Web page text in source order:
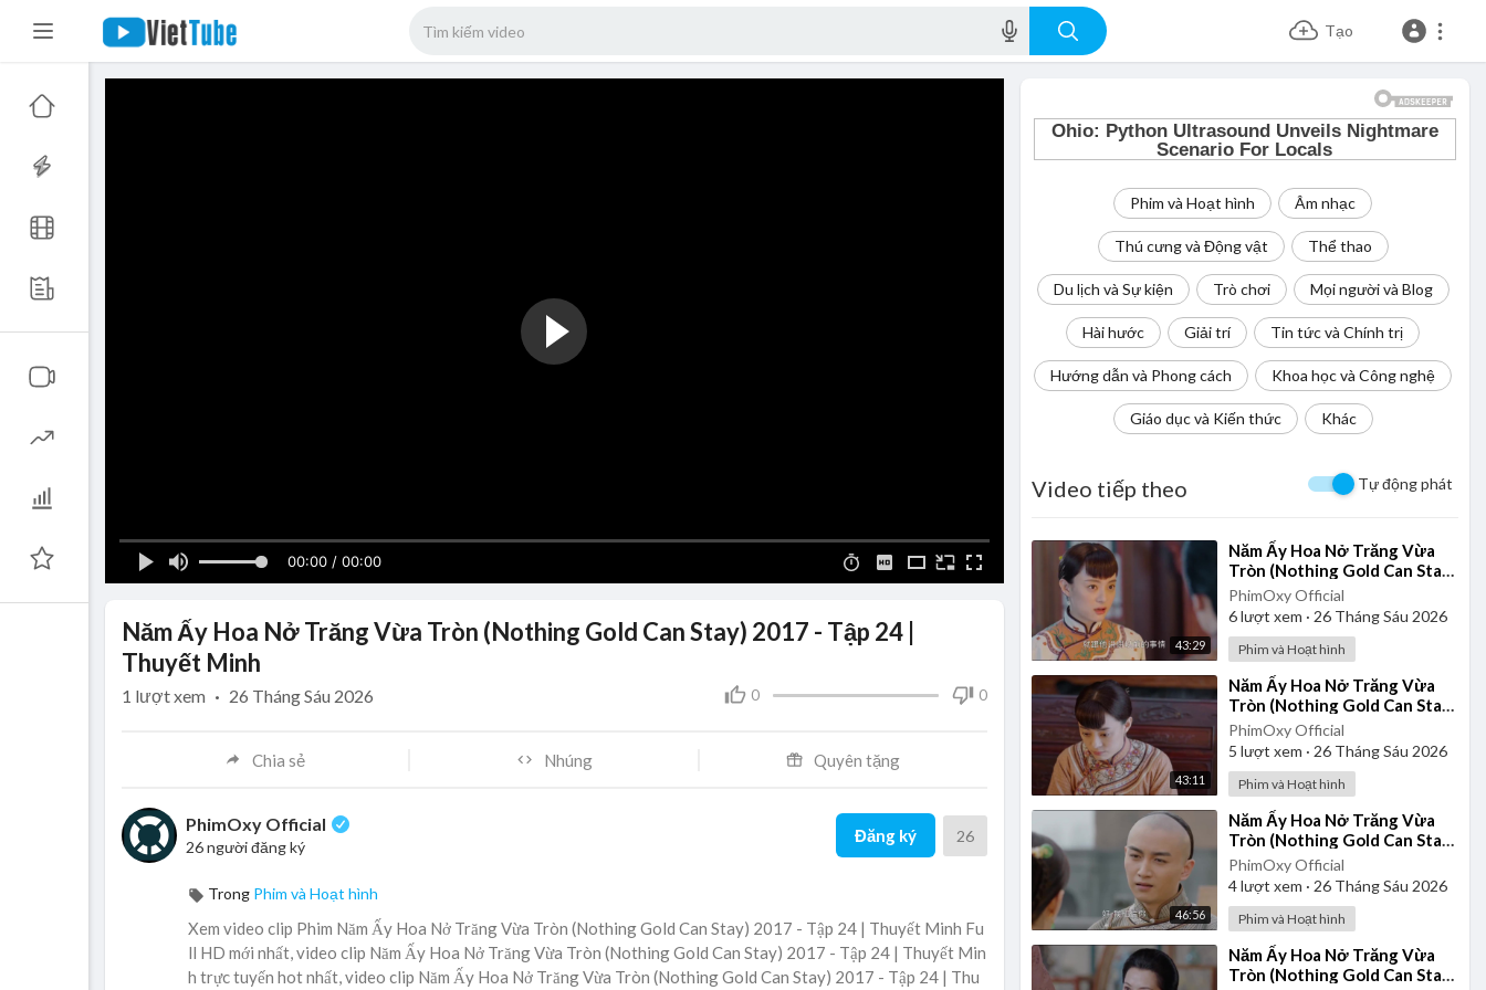
Tạo
00:00 / 00:00
Phim và Hoạt hình Âm nhạc
Thú cưng và Động vật Thể thao
Du lịch và Sự kiện Trò chơi Mọi người và Blog
Hài hước Giải trí Tin tức và Chính trị
Hướng dẫn và Phong cách Khoa học và Công nghệ
Giáo dục và Kiến thức Khác
Video tiếp theo Tự động phát
43:29
⁣Năm Ấy Hoa Nở Trăng Vừa
Tròn (Nothing Gold Can Stay)
2017 - Tập 28 | Thuyết Minh
PhimOxy Official
6lượt xem · 26 Tháng Sáu 2026
Phim và Hoạt hình
43:11
⁣Năm Ấy Hoa Nở Trăng Vừa
Tròn (Nothing Gold Can Stay)
2017 - Tập 23 | Thuyết Minh
PhimOxy Official
5 lượt xem · 26 Tháng Sáu 2026
Phim và Hoạt hình
46:56
⁣Năm Ấy Hoa Nở Trăng Vừa
Tròn (Nothing Gold Can Stay)
2017 - Tập 37 | Thuyết Minh
PhimOxy Official
4lượt xem · 26 Tháng Sáu 2026
Phim và Hoạt hình
⁣Năm Ấy Hoa Nở Trăng Vừa
Tròn (Nothing Gold Can Stay)
Năm Ấy Hoa Nở Trăng Vừa Tròn (Nothing Gold Can Stay) 2017 - Tập 24 |
Thuyết Minh
0 0
1 lượt xem · 26 Tháng Sáu 2026
Chia sẻ Nhúng Quyên tặng
PhimOxy Official
26 người đăng ký
Đăng ký 26
Trong Phim và Hoạt hình
Xem video clip Phim Năm Ấy Hoa Nở Trăng Vừa Tròn (Nothing Gold Can Stay) 2017 - Tập 24 | Thuyết Minh Fu
ll HD mới nhất, video clip Năm Ấy Hoa Nở Trăng Vừa Tròn (Nothing Gold Can Stay) 2017 - Tập 24 | Thuyết Min
h trực tuyến hot nhất, video clip Năm Ấy Hoa Nở Trăng Vừa Tròn (Nothing Gold Can Stay) 2017 - Tập 24 | Thu